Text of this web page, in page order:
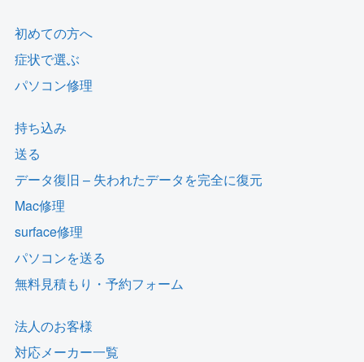
初めての方へ
症状で選ぶ
パソコン修理
持ち込み
送る
データ復旧 – 失われたデータを完全に復元
Mac修理
surface修理
パソコンを送る
無料見積もり・予約フォーム
法人のお客様
対応メーカー一覧